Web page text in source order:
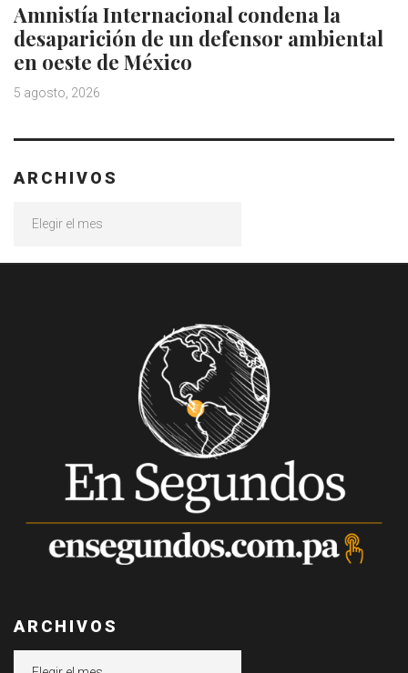
Amnistía Internacional condena la
desaparición de un defensor ambiental
en oeste de México
5 agosto, 2026
ARCHIVOS
ARCHIVOS